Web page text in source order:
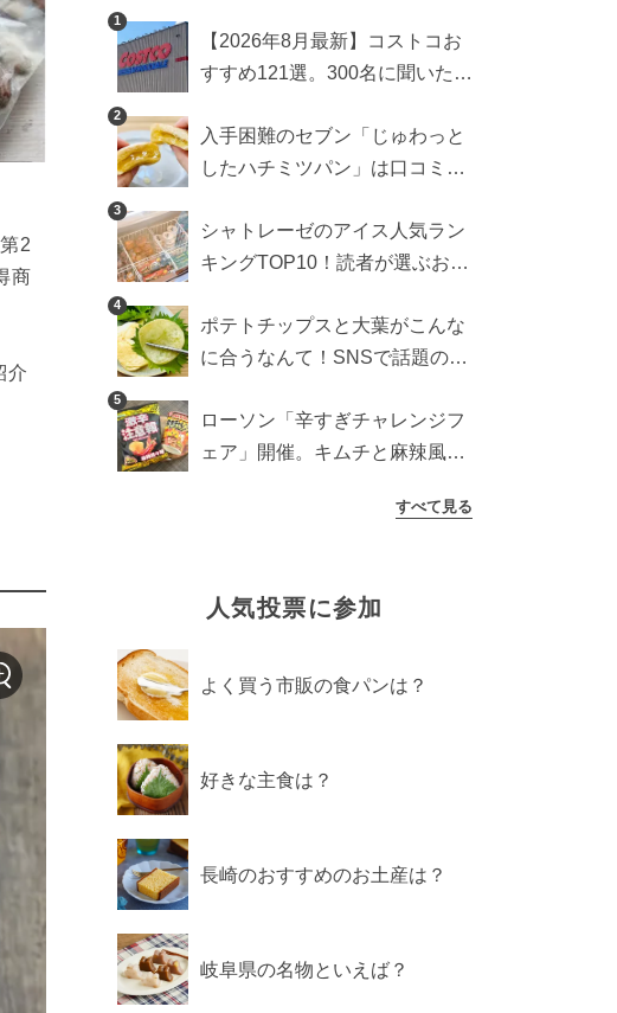
2
商
介
1
【2026年8月最新】コストコお
すすめ121選。300名に聞いた買
め商品も
2
入手困難のセブン「じゅわっと
したハチミツパン」は口コミ通
検証
3
シャトレーゼのアイス人気ラン
キングTOP10！読者が選ぶおす
4
ポテトチップスと大葉がこんな
に合うなんて！SNSで話題の食
5
ローソン「辛すぎチャレンジフ
ェア」開催。キムチと麻辣風の
すべて見る
人気投票に参加
よく買う市販の食パンは？
好きな主食は？
長崎のおすすめのお土産は？
岐阜県の名物といえば？